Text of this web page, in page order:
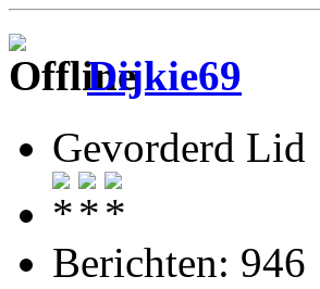
Dijkie69
Gevorderd Lid
Berichten: 946